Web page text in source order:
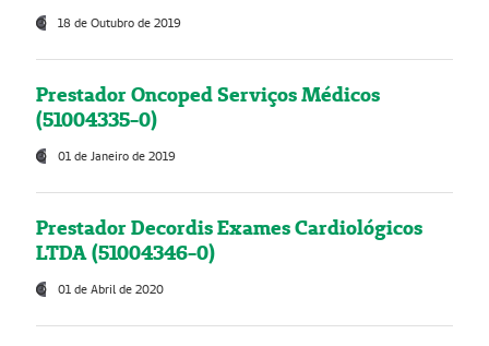
18 de Outubro de 2019
Prestador Oncoped Serviços Médicos
(51004335-0)
01 de Janeiro de 2019
Prestador Decordis Exames Cardiológicos
LTDA (51004346-0)
01 de Abril de 2020